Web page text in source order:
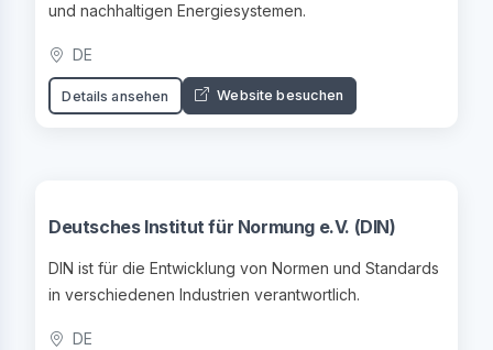
und nachhaltigen Energiesystemen.
DE
Details ansehen Website besuchen
Deutsches Institut für Normung e.V. (DIN)
DIN ist für die Entwicklung von Normen und Standards
in verschiedenen Industrien verantwortlich.
DE